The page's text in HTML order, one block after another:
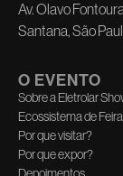
Av. Olavo
Santana, São
O EVENTO
Sobre a Eletrolar
Ecossistema de
Por que visitar?
Por que expor?